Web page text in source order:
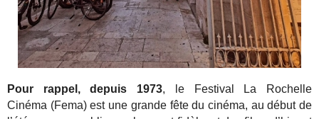
Pour rappel, depuis 1973, le Festival La Rochelle
Cinéma (Fema) est une grande fête du cinéma, au début de